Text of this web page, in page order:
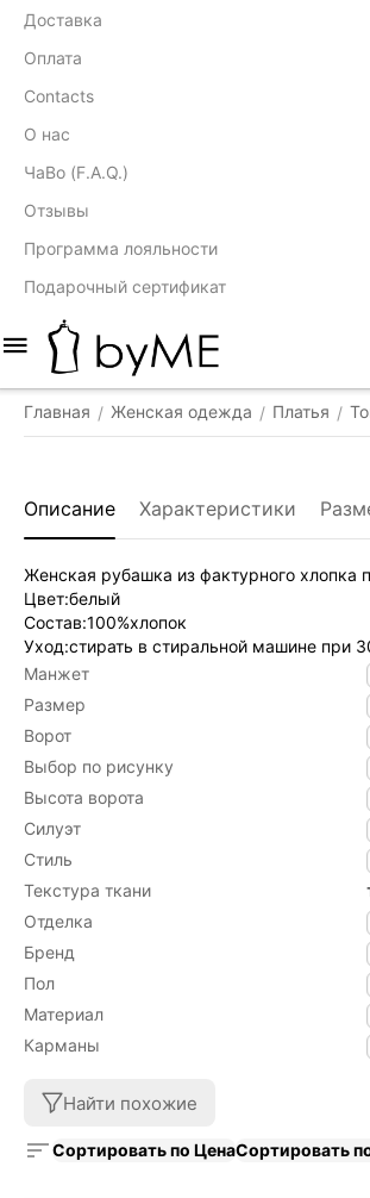
Доставка
Оплата
Contacts
О нас
ЧаВо (F.A.Q.)
Отзывы
Программа лояльности
Подарочный сертификат
Главная / Женская одежда / Платья /
Описание Характеристики
Женская рубашка из фактурного хлопка
Цвет:белый
Состав:100%хлопок
Уход:стирать в стиральной машине при
Манжет
Размер
Ворот
Выбор по рисунку
Высота ворота
Силуэт
Стиль
Текстура ткани
Отделка
Бренд
Пол
Материал
Карманы
Найти похожие
Сортировать по ЦенаСортировать